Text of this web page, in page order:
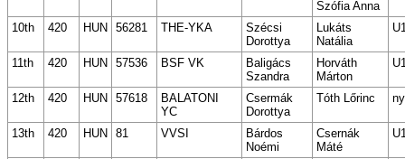
Szófia Anna
10th 420 HUN 56281 THE-YKA
Szécsi
Dorottya
Lukáts
Natália
11th 420 HUN 57536 BSF VK
Baligács
Szandra
Horváth
Márton
12th 420 HUN 57618
BALATONI
YC
Csermák
Dorottya
Tóth Lőrinc
13th 420 HUN 81 VVSI
Bárdos
Noémi
Csernák
Máté